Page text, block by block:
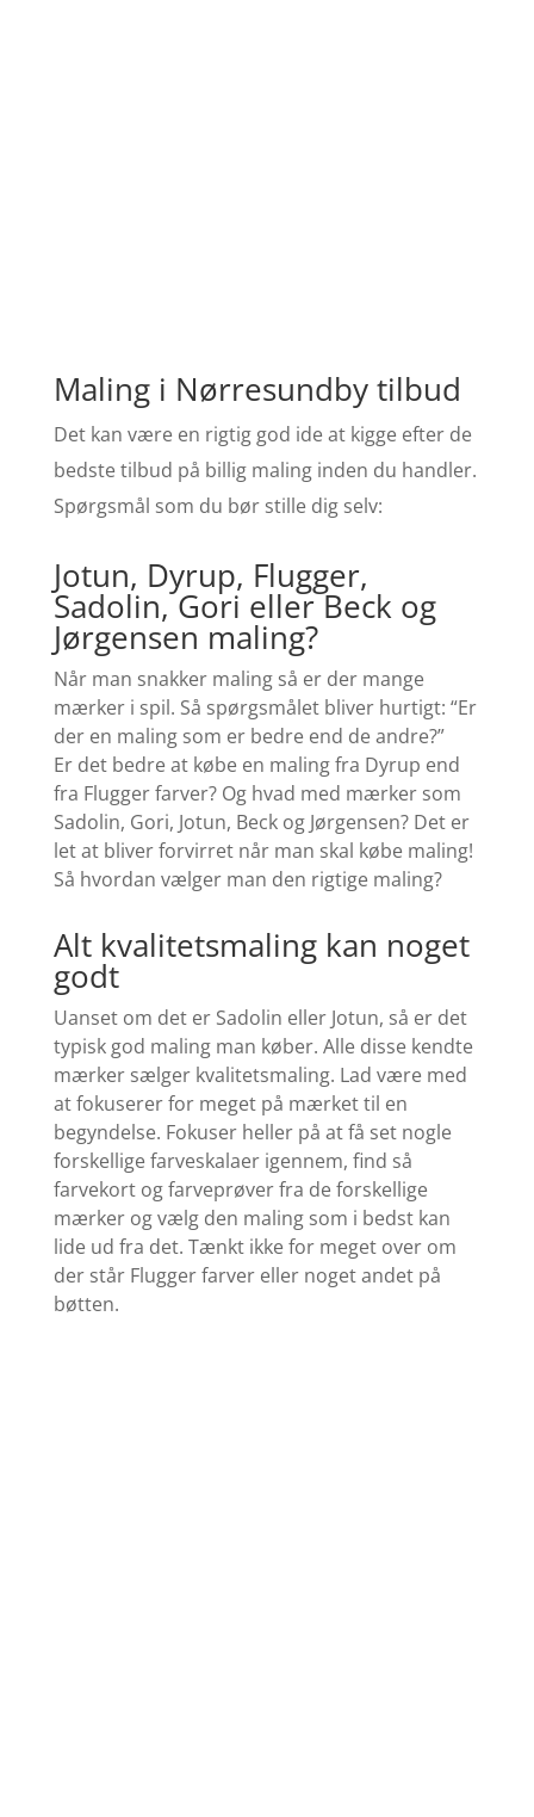
Maling i Nørresundby tilbud
Det kan være en rigtig god ide at kigge efter de
bedste tilbud på billig maling inden du handler.
Spørgsmål som du bør stille dig selv:
Jotun, Dyrup, Flugger,
Sadolin, Gori eller Beck og
Jørgensen maling?
Når man snakker maling så er der mange
mærker i spil. Så spørgsmålet bliver hurtigt: “Er
der en maling som er bedre end de andre?”
Er det bedre at købe en maling fra Dyrup end
fra Flugger farver? Og hvad med mærker som
Sadolin, Gori, Jotun, Beck og Jørgensen? Det er
let at bliver forvirret når man skal købe maling!
Så hvordan vælger man den rigtige maling?
Alt kvalitetsmaling kan noget
godt
Uanset om det er Sadolin eller Jotun, så er det
typisk god maling man køber. Alle disse kendte
mærker sælger kvalitetsmaling. Lad være med
at fokuserer for meget på mærket til en
begyndelse. Fokuser heller på at få set nogle
forskellige farveskalaer igennem, find så
farvekort og farveprøver fra de forskellige
mærker og vælg den maling som i bedst kan
lide ud fra det. Tænkt ikke for meget over om
der står Flugger farver eller noget andet på
bøtten.